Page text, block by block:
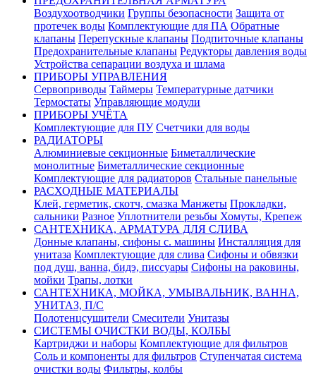
Воздухоотводчики Группы безопасности Защита от
протечек воды Комплектующие для ПА Обратные
клапаны Перепускные клапаны Подпиточные клапаны
Предохранительные клапаны Редукторы давления воды
Устройства сепарации воздуха и шлама
ПРИБОРЫ УПРАВЛЕНИЯ
Сервоприводы Таймеры Температурные датчики
Термостаты Управляющие модули
ПРИБОРЫ УЧЁТА
Комплектующие для ПУ Счетчики для воды
РАДИАТОРЫ
Алюминиевые секционные Биметаллические
монолитные Биметаллические секционные
Комплектующие для радиаторов Стальные панельные
РАСХОДНЫЕ МАТЕРИАЛЫ
Клей, герметик, скотч, смазка Манжеты Прокладки,
сальники Разное Уплотнители резьбы Хомуты, Крепеж
САНТЕХНИКА, АРМАТУРА ДЛЯ СЛИВА
Донные клапаны, сифоны с. машины Инсталляция для
унитаза Комплектующие для слива Сифоны и обвязки
под душ, ванна, бидэ, писсуары Сифоны на раковины,
мойки Трапы, лотки
САНТЕХНИКА, МОЙКА, УМЫВАЛЬНИК, ВАННА,
УНИТАЗ, П/С
Полотенцсушители Смесители Унитазы
СИСТЕМЫ ОЧИСТКИ ВОДЫ, КОЛБЫ
Картриджи и наборы Комплектующие для фильтров
Соль и компоненты для фильтров Ступенчатая система
очистки воды Фильтры, колбы